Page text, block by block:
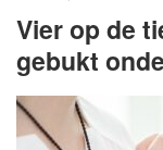
Vier op de
gebukt